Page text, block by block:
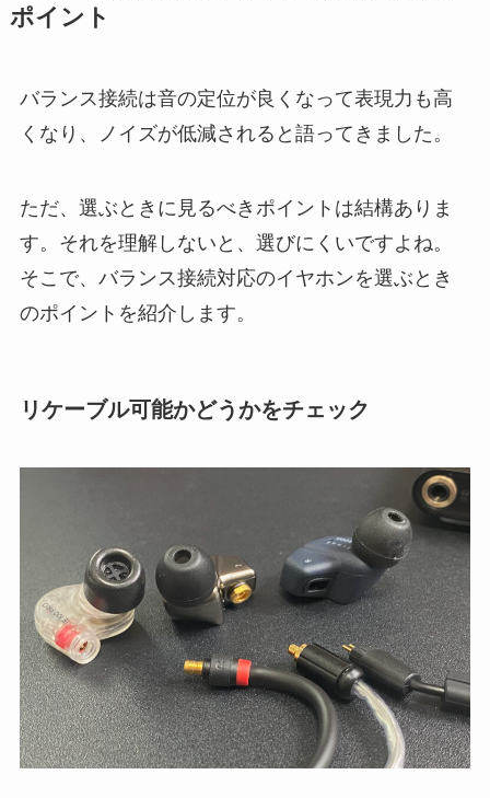
ポイント
バランス接続は音の定位が良くなって表現力も高
くなり、ノイズが低減されると語ってきました。
ただ、選ぶときに見るべきポイントは結構ありま
す。それを理解しないと、選びにくいですよね。
そこで、バランス接続対応のイヤホンを選ぶとき
のポイントを紹介します。
リケーブル可能かどうかをチェック